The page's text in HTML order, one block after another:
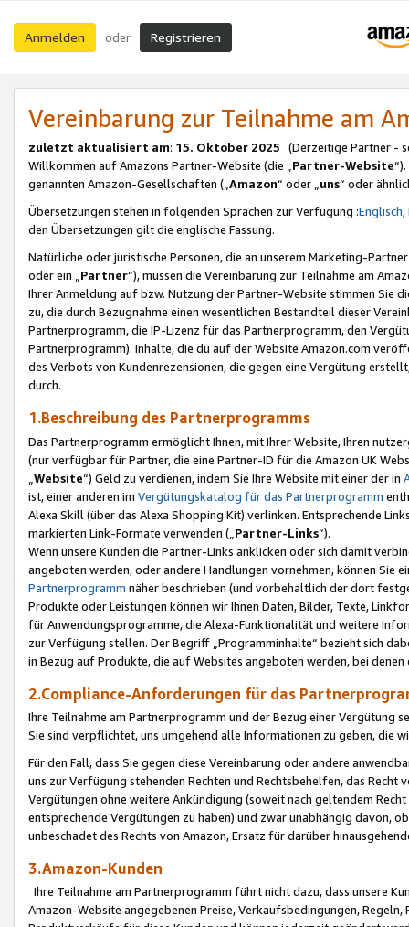
Anmelden oder Registrieren
Vereinbarung zur Teilnahme am
zuletzt aktualisiert am: 15. Oktober 2025 (Derzeitige Partner -
Willkommen auf Amazons Partner-Website (die „Partner-Website
genannten Amazon-Gesellschaften („Amazon“ oder „uns“ oder
Übersetzungen stehen in folgenden Sprachen zur Verfügung :Englisch,
den Übersetzungen gilt die englische Fassung.
Natürliche oder juristische Personen, die an unserem Marketing-
oder ein „Partner“), müssen die Vereinbarung zur Teilnahme am
Ihrer Anmeldung auf bzw. Nutzung der Partner-Website stimmen Sie
zu, die durch Bezugnahme einen wesentlichen Bestandteil dieser
Partnerprogramm, die IP-Lizenz für das Partnerprogramm, den
Partnerprogramm). Inhalte, die du auf der Website Amazon.com
des Verbots von Kundenrezensionen, die gegen eine Vergütung
durch.
1.Beschreibung des Partnerprogramms
Das Partnerprogramm ermöglicht Ihnen, mit Ihrer Website, Ihren
(nur verfügbar für Partner, die eine Partner-ID für die Amazon UK
Website“) Geld zu verdienen, indem Sie Ihre Website mit einer der in
ist, einer anderen im Vergütungskatalog für das Partnerprogramm
Alexa Skill (über das Alexa Shopping Kit) verlinken. Entsprechende
markierten Link-Formate verwenden („ Partner-Links“).
Wenn unsere Kunden die Partner-Links anklicken oder sich damit
angeboten werden, oder andere Handlungen vornehmen, können Sie
Partnerprogramm näher beschrieben (und vorbehaltlich der dort
Produkte oder Leistungen können wir Ihnen Daten, Bilder, Texte,
für Anwendungsprogramme, die Alexa-Funktionalität und weitere
zur Verfügung stellen. Der Begriff „Programminhalte“ bezieht sich
in Bezug auf Produkte, die auf Websites angeboten werden, bei
2.Compliance-Anforderungen für das
Ihre Teilnahme am Partnerprogramm und der Bezug einer Vergütung
Sie sind verpflichtet, uns umgehend alle Informationen zu geben, die
Für den Fall, dass Sie gegen diese Vereinbarung oder andere
uns zur Verfügung stehenden Rechten und Rechtsbehelfen, das
Vergütungen ohne weitere Ankündigung (soweit nach geltendem
entsprechende Vergütungen zu haben) und zwar unabhängig davon,
unbeschadet des Rechts von Amazon, Ersatz für darüber
3.Amazon-Kunden
Ihre Teilnahme am Partnerprogramm führt nicht dazu, dass unsere
Amazon-Website angegebenen Preise, Verkaufsbedingungen,